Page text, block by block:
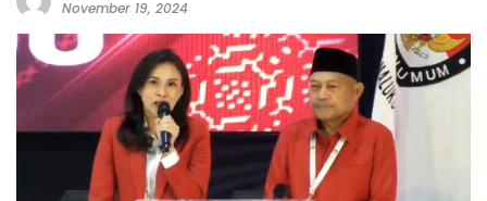
November 19, 2024